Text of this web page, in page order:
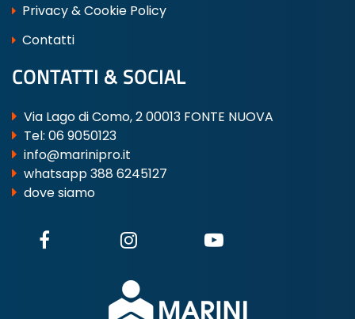
Privacy & Cookie Policy
Contatti
CONTATTI & SOCIAL
Via Lago di Como, 2 00013 FONTE NUOVA
Tel: 06 9050123
info@marinipro.it
whatsapp 388 6245127
dove siamo